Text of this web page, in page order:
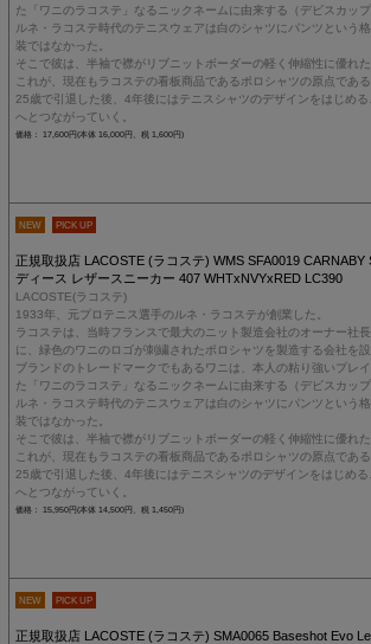
た「ワニのラコステ」なるニックネームに由来する（デビスカッ
ルネ・ラコステ時代のテニスウェアは白のシャツにパンツという
装ではなかった。
そこで彼は、半袖で襟がリブニットボーダーの軽く伸縮性に優れ
これが、現在もラコステの看板商品であるポロシャツの原点である
25歳で引退した後、4年後にはテニスシャツのデザインをはじめ
へとつながっていく。
価格： 17,600円(本体 16,000円、税 1,600円)
NEW PICK UP
正規取扱店 LACOSTE (ラコステ) WMS SFA0019 CARNABY
ディース レザースニーカー 407 WHTxNVYxRED LC390
LACOSTE(ラコステ)
1933年、元プロテニス選手のルネ・ラコステが創業した。
ラコステは、当時フランスで最大のニット製造会社のオーナー社
に、緑色のワニのロゴが刺繍されたポロシャツを製造する会社を設
ブランドのトレードマークでもあるワニは、本人の粘り強いプレ
た「ワニのラコステ」なるニックネームに由来する（デビスカッ
ルネ・ラコステ時代のテニスウェアは白のシャツにパンツという
装ではなかった。
そこで彼は、半袖で襟がリブニットボーダーの軽く伸縮性に優れ
これが、現在もラコステの看板商品であるポロシャツの原点である
25歳で引退した後、4年後にはテニスシャツのデザインをはじめ
へとつながっていく。
価格： 15,950円(本体 14,500円、税 1,450円)
NEW PICK UP
正規取扱店 LACOSTE (ラコステ) SMA0065 Baseshot Evo